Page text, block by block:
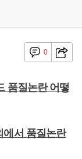
0
품질논란 어떻
에서 품질논란